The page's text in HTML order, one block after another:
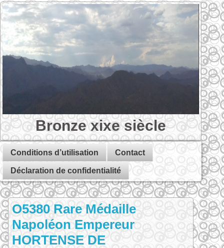
Bronze xixe siècle
Conditions d’utilisation Contact
Déclaration de confidentialité
O5380 Rare Médaille
Napoléon Empereur
HORTENSE DE